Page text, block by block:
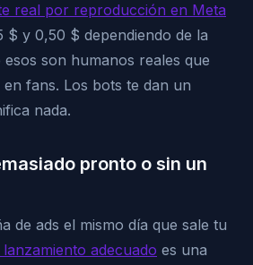
real por reproducción en Meta
$ y 0,50 $ dependiendo de la
son humanos reales que
fans. Los bots te dan un
nada.
pronto o sin un
de ads el mismo día que sale tu
adecuado es una